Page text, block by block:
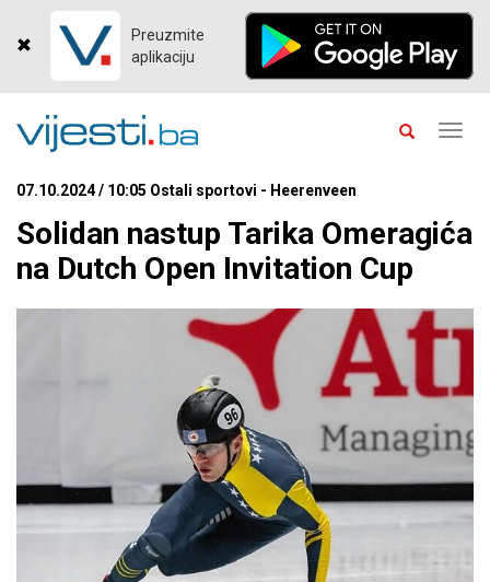
Preuzmite
aplikaciju
07.10.2024 / 10:05 Ostali sportovi - Heerenveen
Solidan nastup Tarika Omeragića
na Dutch Open Invitation Cup